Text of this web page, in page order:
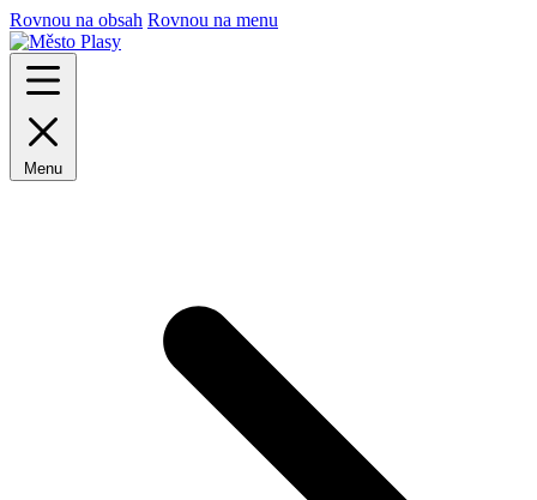
Rovnou na obsah Rovnou na menu
Menu